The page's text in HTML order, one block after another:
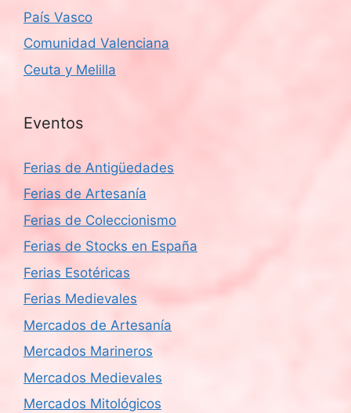
País Vasco
Comunidad Valenciana
Ceuta y Melilla
Eventos
Ferias de Antigüedades
Ferias de Artesanía
Ferias de Coleccionismo
Ferias de Stocks en España
Ferias Esotéricas
Ferias Medievales
Mercados de Artesanía
Mercados Marineros
Mercados Medievales
Mercados Mitológicos